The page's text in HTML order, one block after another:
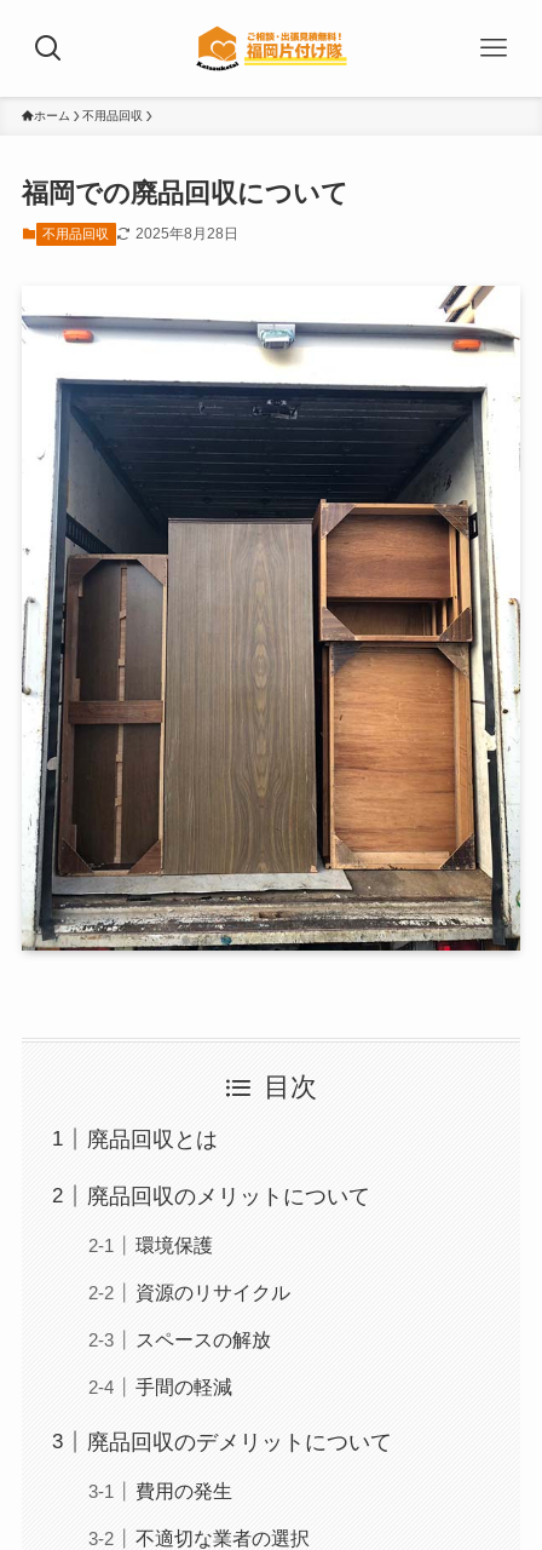
ホーム 不用品回収
福岡での廃品回収について
不用品回収 2025年8月28日
目次
廃品回収とは
廃品回収のメリットについて
環境保護
資源のリサイクル
スペースの解放
手間の軽減
廃品回収のデメリットについて
費用の発生
不適切な業者の選択